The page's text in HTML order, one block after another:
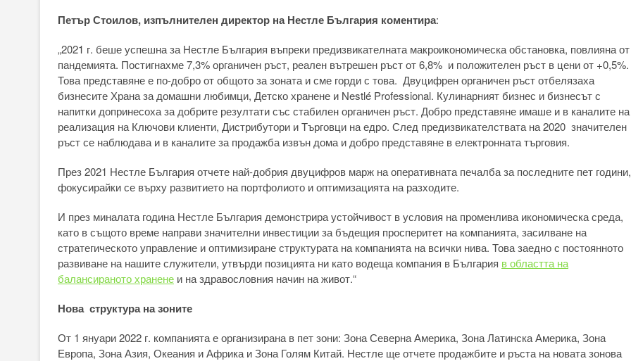
Петър Стоилов, изпълнителен директор на Нестле България коментира:
„2021 г. беше успешна за Нестле България въпреки предизвикателната макроикономическа обстановка, повлияна от
пандемията. Постигнахме 7,3% органичен ръст, реален вътрешен ръст от 6,8% и положителен ръст в цени от +0,5%.
Това представяне е по-добро от общото за зоната и сме горди с това. Двуцифрен органичен ръст отбелязаха
бизнесите Храна за домашни любимци, Детско хранене и Nestlé Professional. Кулинарният бизнес и бизнесът с
напитки допринесоха за добрите резултати със стабилен органичен ръст. Добро представяне имаше и в каналите на
реализация на Ключови клиенти, Дистрибутори и Търговци на едро. След предизвикателствата на 2020 значителен
ръст се наблюдава и в каналите за продажба извън дома и добро представяне в електронната търговия.
През 2021 Нестле България отчете най-добрия двуцифров марж на оперативната печалба за последните пет години,
фокусирайки се върху развитието на портфолиото и оптимизацията на разходите.
И през миналата година Нестле България демонстрира устойчивост в условия на променлива икономическа среда,
като в същото време направи значителни инвестиции за бъдещия просперитет на компанията, засилване на
стратегическото управление и оптимизиране структурата на компанията на всички нива. Това заедно с постоянното
развиване на нашите служители, утвърди позицията ни като водеща компания в България в областта на
балансираното хранене и на здравословния начин на живот.“
Нова структура на зоните
От 1 януари 2022 г. компанията е организирана в пет зони: Зона Северна Америка, Зона Латинска Америка, Зона
Европа, Зона Азия, Океания и Африка и Зона Голям Китай. Нестле ще отчете продажбите и ръста на новата зонова